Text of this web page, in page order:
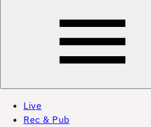
Live
Rec & Pub